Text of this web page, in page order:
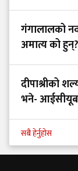
गंगालालको
अमात्य को हुन्?
दीपाश्रीको
भने-
सबै हेर्नुहोस